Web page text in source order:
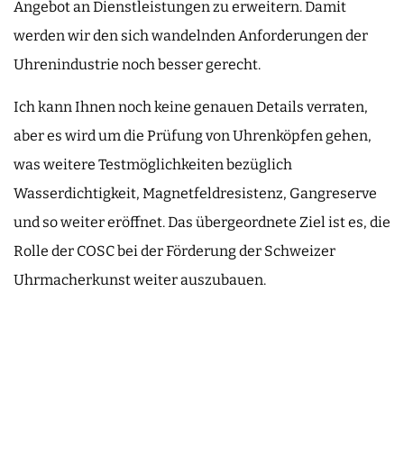
Angebot an Dienstleistungen zu erweitern. Damit
werden wir den sich wandelnden Anforderungen der
Uhrenindustrie noch besser gerecht.
Ich kann Ihnen noch keine genauen Details verraten,
aber es wird um die Prüfung von Uhrenköpfen gehen,
was weitere Testmöglichkeiten bezüglich
Wasserdichtigkeit, Magnetfeldresistenz, Gangreserve
und so weiter eröffnet. Das übergeordnete Ziel ist es, die
Rolle der COSC bei der Förderung der Schweizer
Uhrmacherkunst weiter auszubauen.